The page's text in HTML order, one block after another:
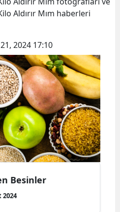
Aldırır Mım haberleri
2024 17:10
Besinler
2024